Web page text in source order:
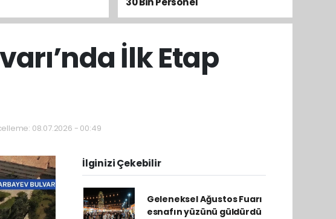
Görevlendirilecek
İlk Etap
08.07.2026 - 00:49
İlginizi Çekebilir
Geleneksel Ağustos Fuarı
esnafın yüzünü güldürdü